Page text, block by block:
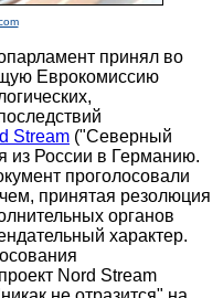
принял во
Еврокомиссию
Stream ("Северный
из России в Германию.
проголосовали
принятая резолюция
органов
характер.
Nord Stream